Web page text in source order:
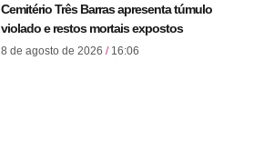
Cemitério Três Barras apresenta túmulo
violado e restos mortais expostos
8 de agosto de 2026 16:06